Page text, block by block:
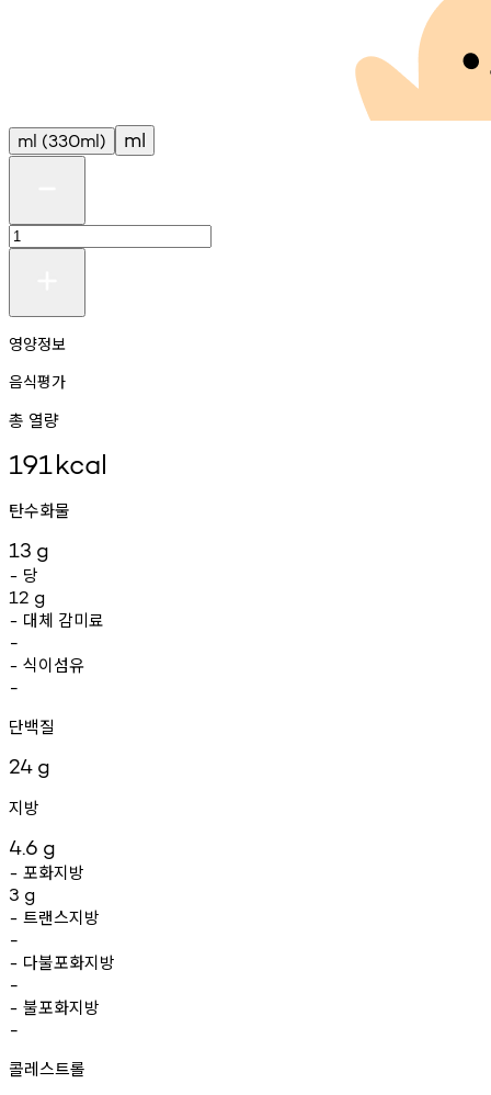
ml (330ml) ml
영양정보
음식평가
총 열량
191kcal
탄수화물
13 g
- 당
12 g
- 대체 감미료
-
- 식이섬유
-
단백질
24 g
지방
4.6 g
- 포화지방
3 g
- 트랜스지방
-
- 다불포화지방
-
- 불포화지방
-
콜레스트롤